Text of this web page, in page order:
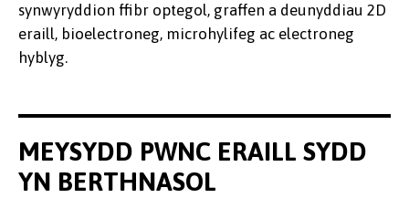
synwyryddion ffibr optegol, graffen a deunyddiau 2D
eraill, bioelectroneg, microhylifeg ac electroneg
hyblyg.
MEYSYDD PWNC ERAILL SYDD
YN BERTHNASOL